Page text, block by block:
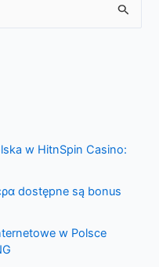
w HitnSpin Casino:
dostępne są bonus
w Polsce